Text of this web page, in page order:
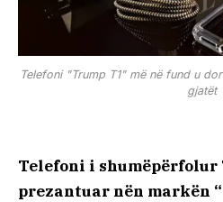
Telefoni "Trump T1" më në fund u
gjatët
Telefoni i shumëpërfolur
prezantuar nën markën